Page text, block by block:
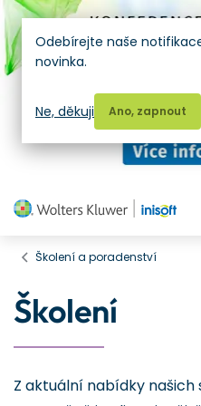
Školení a poradenství
Školení
Z aktuální nabídky
Odebírejte naše
novinka.
Ano, zapnout
Ne, děkuji